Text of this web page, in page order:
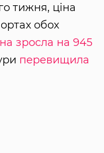
тижня, ціна
обох
зросла на 945
перевищила